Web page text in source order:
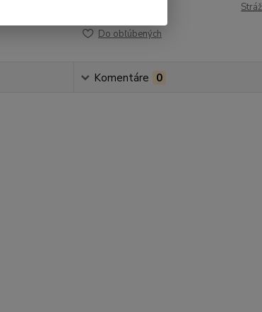
Do obľúbených
Komentáre 0